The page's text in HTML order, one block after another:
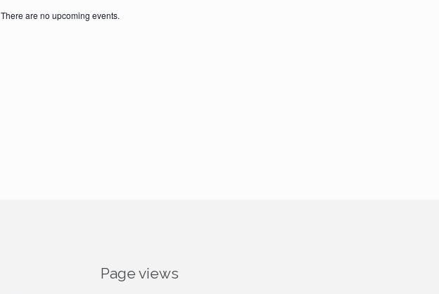
There are no upcoming events.
Page views